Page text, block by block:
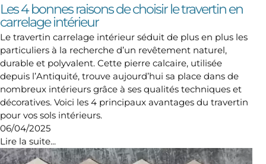
Les 4 bonnes raisons de choisir le travertin en
carrelage intérieur
Le travertin carrelage intérieur séduit de plus en plus les
particuliers à la recherche d’un revêtement naturel,
durable et polyvalent. Cette pierre calcaire, utilisée
depuis l’Antiquité, trouve aujourd’hui sa place dans de
nombreux intérieurs grâce à ses qualités techniques et
décoratives. Voici les 4 principaux avantages du travertin
pour vos sols intérieurs.
06/04/2025
Lire la suite...